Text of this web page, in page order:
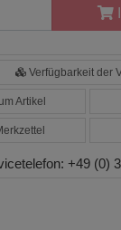
Verfügbarkeit der
Artikel
+49 (0)